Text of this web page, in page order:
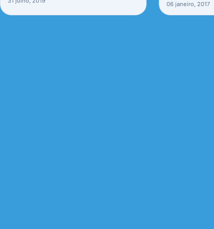
06 janeiro, 2017